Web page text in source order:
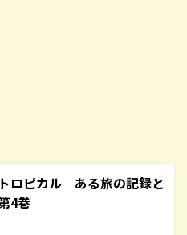
ロピカル ある旅の記録と
4巻